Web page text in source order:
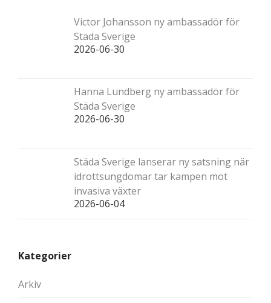
Victor Johansson ny ambassadör för
Städa Sverige
2026-06-30
Hanna Lundberg ny ambassadör för
Städa Sverige
2026-06-30
Städa Sverige lanserar ny satsning när
idrottsungdomar tar kampen mot
invasiva växter
2026-06-04
Kategorier
Arkiv